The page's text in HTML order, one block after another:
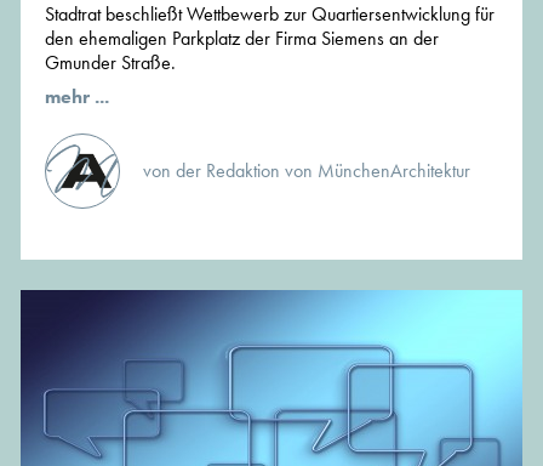
Stadtrat beschließt Wettbewerb zur Quartiersentwicklung für
den ehemaligen Parkplatz der Firma Siemens an der
Gmunder Straße.
mehr ...
von der Redaktion von MünchenArchitektur